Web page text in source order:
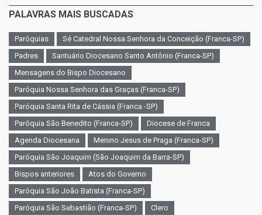
PALAVRAS MAIS BUSCADAS
Paróquias
Sé Catedral Nossa Senhora da Conceição (Franca-SP)
Padres
Santuário Diocesano Santo Antônio (Franca-SP)
Mensagens do Bispo Diocesano
Paróquia Nossa Senhora das Graças (Franca-SP)
Paróquia Santa Rita de Cássia (Franca -SP)
Paróquia São Benedito (Franca-SP)
Diocese de Franca
Agenda Diocesana
Menino Jesus de Praga (Franca-SP)
Paróquia São Joaquim (São Joaquim da Barra-SP)
Bispos anteriores
Atos do Governo
Paróquia São João Batista (Franca-SP)
Paróquia São Sebastião (Franca-SP)
Clero